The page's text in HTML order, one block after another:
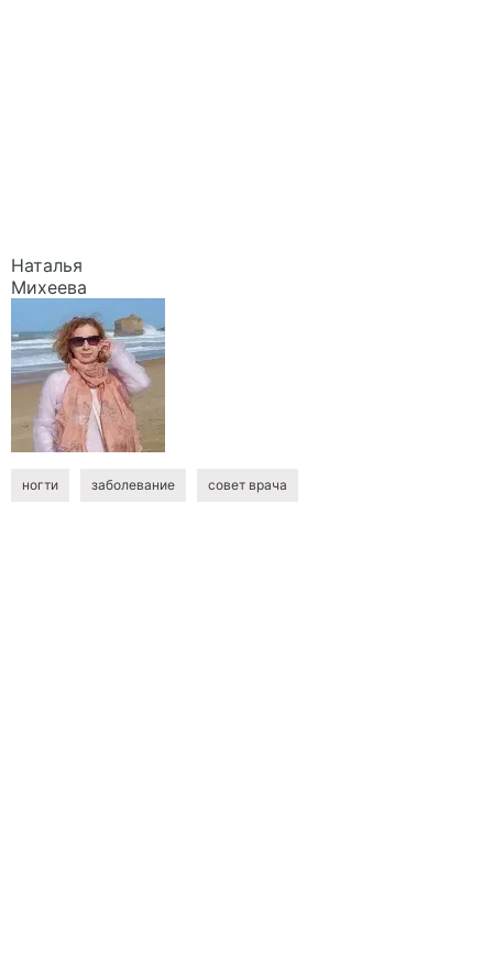
Наталья
Михеева
ногти заболевание совет врача